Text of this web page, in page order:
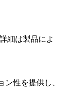
細は製品によ
ン性を提供し、